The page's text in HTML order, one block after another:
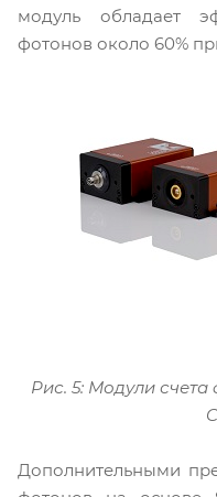
модуль обладает
фотонов около 60%
Рис. 5: Модули счета
Дополнительными